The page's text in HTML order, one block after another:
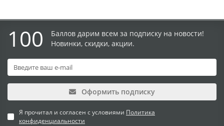
100
Баллов дарим всем за подписку на новости!
Новинки, скидки, акции.
Оформить подписку
Я прочитал и согласен с условиями Политика
конфиденциальности